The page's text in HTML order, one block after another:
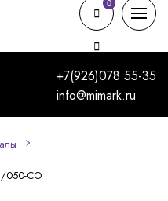
+7(926)078 55-35
info@mimark.ru
0
0
050-СО